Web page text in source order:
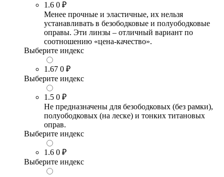
1.6 0 ₽
Менее прочные и эластичные, их нельзя
устанавливать в безободковые и полуободковые
оправы. Эти линзы – отличный вариант по
соотношению «цена-качество».
Выберите индекс
1.67 0 ₽
Выберите индекс
1.5 0 ₽
Не предназначены для безободковых (без рамки),
полуободковых (на леске) и тонких титановых
оправ.
Выберите индекс
1.6 0 ₽
Выберите индекс